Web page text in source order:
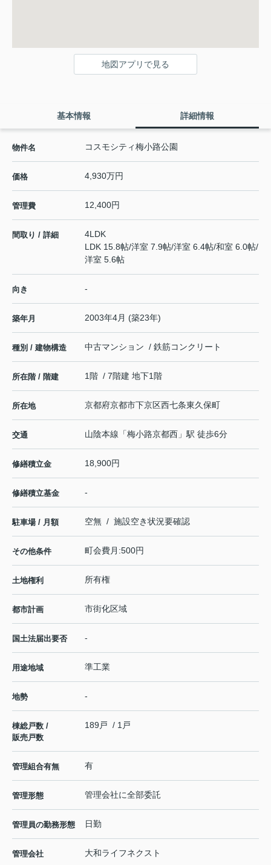
地図アプリで見る
基本情報 詳細情報
物件名 コスモシティ梅小路公園
価格 4,930万円
管理費 12,400円
間取り / 詳細
4LDK
LDK 15.8帖/洋室 7.9帖/洋室 6.4帖/和室 6.0帖/
洋室 5.6帖
向き -
築年月 2003年4月 (築23年)
種別 / 建物構造 中古マンション / 鉄筋コンクリート
所在階 / 階建 1階 / 7階建 地下1階
所在地 京都府京都市下京区西七条東久保町
交通 山陰本線 「梅小路京都西 」駅 徒歩6分
修繕積立金 18,900円
修繕積立基金 -
駐車場 / 月額 空無 / 施設空き状況要確認
その他条件 町会費月:500円
土地権利 所有権
都市計画 市街化区域
国土法届出要否 -
用途地域 準工業
地勢 -
棟総戸数 /
販売戸数
189戸 / 1戸
管理組合有無 有
管理形態 管理会社に全部委託
管理員の勤務形態 日勤
管理会社 大和ライフネクスト